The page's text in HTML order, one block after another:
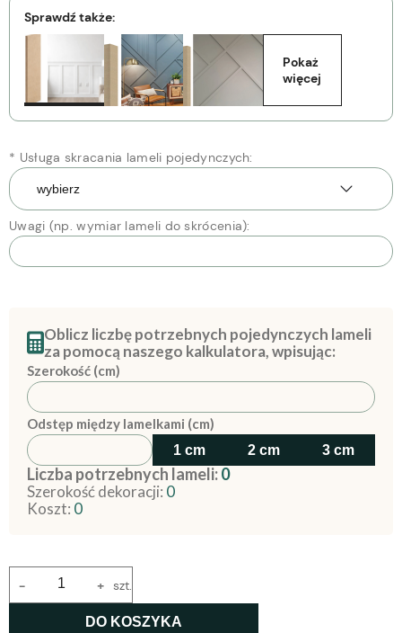
Sprawdź także:
Pokaż
więcej
* Usługa skracania lameli pojedynczych:
Uwagi (np. wymiar lameli do skrócenia):
Oblicz liczbę potrzebnych pojedynczych lameli
za pomocą naszego kalkulatora, wpisując:
Szerokość (cm)
Odstęp między lamelkami (cm)
1 cm 2 cm 3 cm
Liczba potrzebnych lameli:0
Szerokość dekoracji: 0
Koszt: 0
+
- szt.
DO KOSZYKA